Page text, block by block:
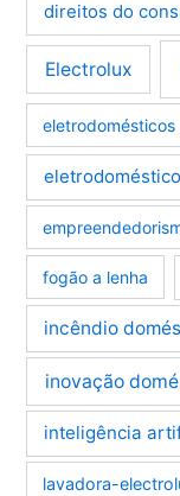
direitos do
Electrolux
eletrodomésticos
fogão a lenha
incêndio
inovação
inteligência
lavadora-